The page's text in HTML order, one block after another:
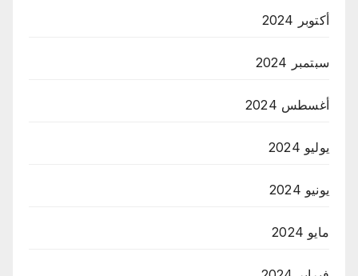
أكتوبر 2024
سبتمبر 2024
أغسطس 2024
يوليو 2024
يونيو 2024
مايو 2024